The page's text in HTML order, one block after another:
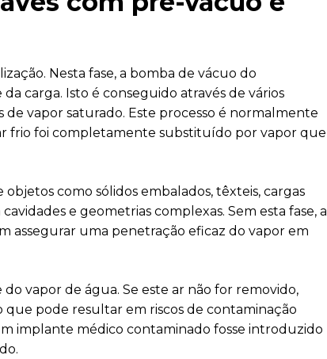
Nesta fase, a bomba de vácuo do
carga. Isto é conseguido através de vários
de vapor saturado. Este processo é normalmente
frio foi completamente substituído por vapor que
como sólidos embalados, têxteis, cargas
e geometrias complexas. Sem esta fase, a
assegurar uma penetração eficaz do vapor em
vapor de água. Se este ar não for removido,
que pode resultar em riscos de contaminação
implante médico contaminado fosse introduzido